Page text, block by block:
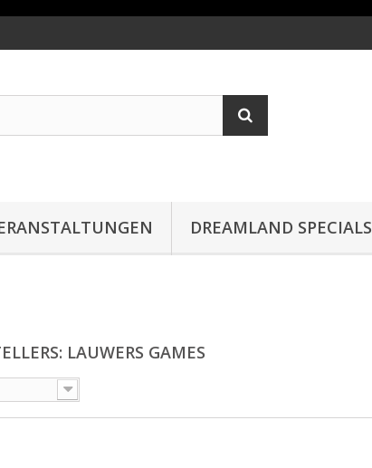
DREAMLAND SPECIALS
LAUWERS GAMES